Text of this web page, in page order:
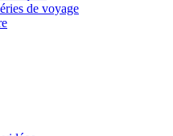
de voyage